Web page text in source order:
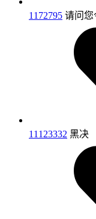
1172795 请问您
11123332 黑决